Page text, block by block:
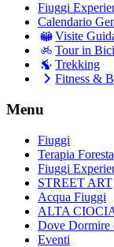
Fiuggi
Calendario
Visite
Tour in
Trekking
Fitness &
Menu
Fiuggi
Terapia
Fiuggi
STREET ART
Acqua Fiuggi
ALTA
Dove Dormire
Eventi